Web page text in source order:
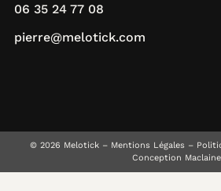
06 35 24 77 08
pierre@melotick.com
© 2026 Melotick – Mentions Légales –
Conception Maclaine